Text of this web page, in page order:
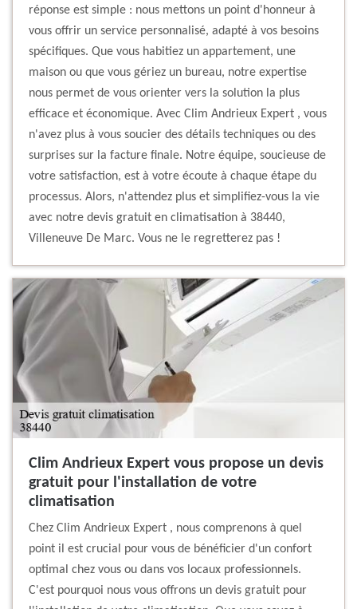
réponse est simple : nous mettons un point d'honneur à
vous offrir un service personnalisé, adapté à vos besoins
spécifiques. Que vous habitiez un appartement, une
maison ou que vous gériez un bureau, notre expertise
nous permet de vous orienter vers la solution la plus
efficace et économique. Avec Clim Andrieux Expert , vous
n'avez plus à vous soucier des détails techniques ou des
surprises sur la facture finale. Notre équipe, soucieuse de
votre satisfaction, est à votre écoute à chaque étape du
processus. Alors, n'attendez plus et simplifiez-vous la vie
avec notre devis gratuit en climatisation à 38440,
Villeneuve De Marc. Vous ne le regretterez pas !
Clim Andrieux Expert vous propose un devis
gratuit pour l'installation de votre
climatisation
Chez Clim Andrieux Expert , nous comprenons à quel
point il est crucial pour vous de bénéficier d'un confort
optimal chez vous ou dans vos locaux professionnels.
C'est pourquoi nous vous offrons un devis gratuit pour